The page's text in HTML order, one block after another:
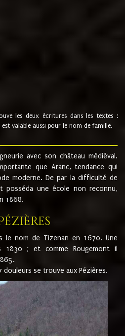
les deux écritures dans les textes :
valable aussi pour le nom de famille.
avec son château médiéval.
que Aranc, tendance qui
moderne. De par la difficulté de
posséda une école non reconnu,
1868.
le nom de Tizenan en 1670. Une
1830 ; et comme Rougemont il
douleurs se trouve aux Pézières.